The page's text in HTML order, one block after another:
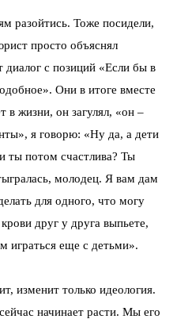
разойтись. Тоже посидели,
просто объяснял
диалог с позиций «Если бы в
Они в итоге вместе
в жизни, он загулял, «он –
я говорю: «Ну да, а дети
ты потом счастлива? Ты
молодец. Я вам дам
для одного, что могу
друг у друга выпьете,
играться еще с детьми».
изменит только идеология.
начинает расти. Мы его